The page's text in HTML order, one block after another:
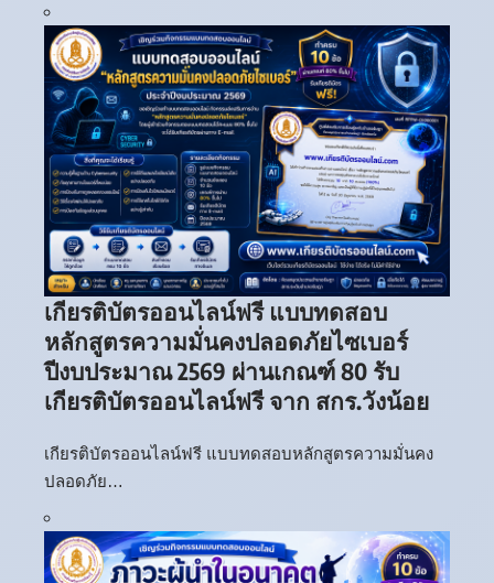
เกียรติบัตรออนไลน์ฟรี แบบทดสอบ
หลักสูตรความมั่นคงปลอดภัยไซเบอร์
ปีงบประมาณ 2569 ผ่านเกณฑ์ 80 รับ
เกียรติบัตรออนไลน์ฟรี จาก สกร.วังน้อย
เกียรติบัตรออนไลน์ฟรี แบบทดสอบหลักสูตรความมั่นคง
ปลอดภัย…